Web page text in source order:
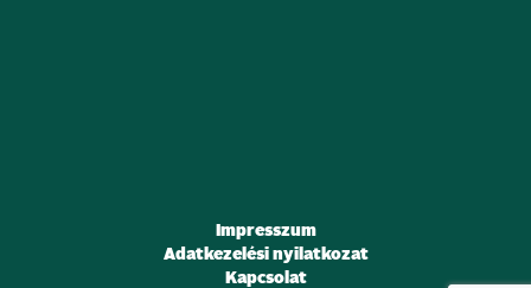
Impresszum
Adatkezelési nyilatkozat
Kapcsolat